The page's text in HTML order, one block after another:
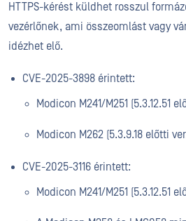
HTTPS-kérést küldhet rosszul
vezérlőnek, ami összeomlást vagy
idézhet elő.
CVE-2025-3898 érintett:
Modicon M241/M251 (5.3.12.51
Modicon M262 (5.3.9.18 előtti
CVE-2025-3116 érintett:
Modicon M241/M251 (5.3.12.51